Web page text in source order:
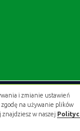
i zmianie ustawień
zgodę na używanie plików
w naszej